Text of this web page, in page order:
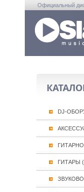
Официальный
DJ-
ГИТАРЫ